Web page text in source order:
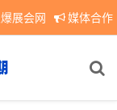
展会网 媒体合作